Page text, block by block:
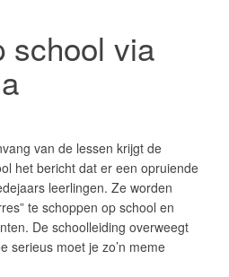
school via
van de lessen krijgt de
het bericht dat er een opruiende
leerlingen. Ze worden
te schoppen op school en
De schoolleiding overweegt
serieus moet je zo’n meme